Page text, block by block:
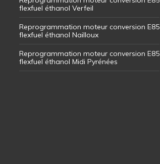
flexfuel éthanol Verfeil
Reprogrammation moteur conversion E85
flexfuel éthanol Nailloux
Reprogrammation moteur conversion E85
flexfuel éthanol Midi Pyrénées